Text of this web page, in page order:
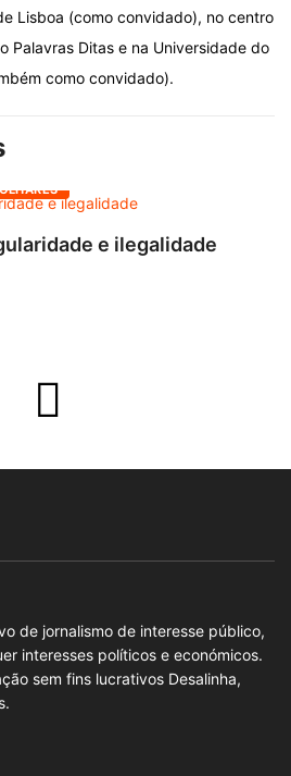
Lisboa (como convidado), no centro
Palavras Ditas e na Universidade do
como convidado).
e ilegalidade
de jornalismo de interesse público,
interesses políticos e económicos.
sem fins lucrativos Desalinha,